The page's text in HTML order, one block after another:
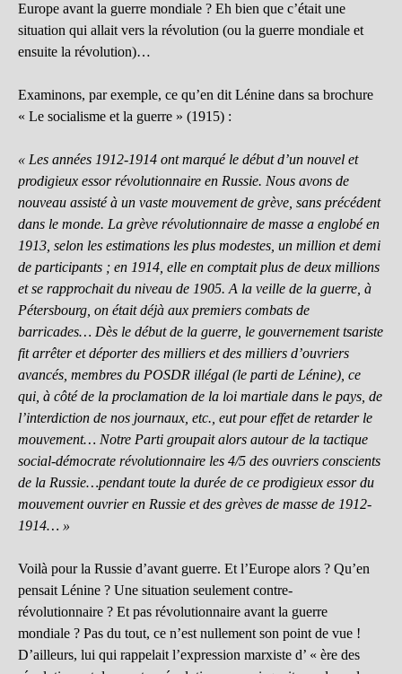
Europe avant la guerre mondiale ? Eh bien que c’était une
situation qui allait vers la révolution (ou la guerre mondiale et
ensuite la révolution)…
Examinons, par exemple, ce qu’en dit Lénine dans sa brochure
« Le socialisme et la guerre » (1915) :
« Les années 1912-1914 ont marqué le début d’un nouvel et
prodigieux essor révolutionnaire en Russie. Nous avons de
nouveau assisté à un vaste mouvement de grève, sans précédent
dans le monde. La grève révolutionnaire de masse a englobé en
1913, selon les estimations les plus modestes, un million et demi
de participants ; en 1914, elle en comptait plus de deux millions
et se rapprochait du niveau de 1905. A la veille de la guerre, à
Pétersbourg, on était déjà aux premiers combats de
barricades… Dès le début de la guerre, le gouvernement tsariste
fit arrêter et déporter des milliers et des milliers d’ouvriers
avancés, membres du POSDR illégal (le parti de Lénine), ce
qui, à côté de la proclamation de la loi martiale dans le pays, de
l’interdiction de nos journaux, etc., eut pour effet de retarder le
mouvement… Notre Parti groupait alors autour de la tactique
social-démocrate révolutionnaire les 4/5 des ouvriers conscients
de la Russie…pendant toute la durée de ce prodigieux essor du
mouvement ouvrier en Russie et des grèves de masse de 1912-
1914… »
Voilà pour la Russie d’avant guerre. Et l’Europe alors ? Qu’en
pensait Lénine ? Une situation seulement contre-
révolutionnaire ? Et pas révolutionnaire avant la guerre
mondiale ? Pas du tout, ce n’est nullement son point de vue !
D’ailleurs, lui qui rappelait l’expression marxiste d’ « ère des